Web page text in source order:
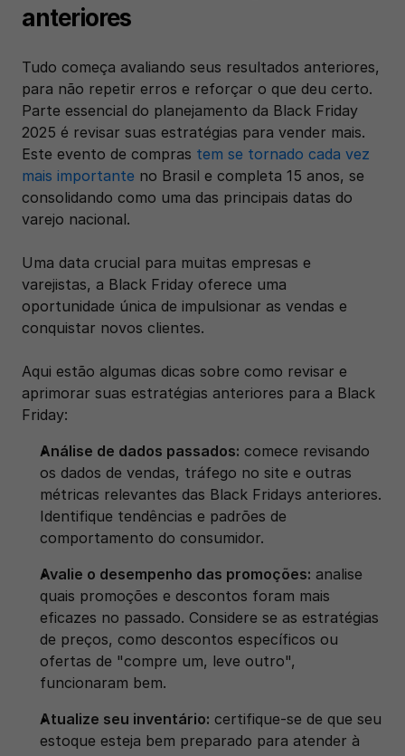
anteriores
Tudo começa avaliando seus resultados anteriores,
para não repetir erros e reforçar o que deu certo.
Parte essencial do planejamento da Black Friday
2025 é revisar suas estratégias para vender mais.
Este evento de compras tem se tornado cada vez
mais importante no Brasil e completa 15 anos, se
consolidando como uma das principais datas do
varejo nacional.
Uma data crucial para muitas empresas e
varejistas, a Black Friday oferece uma
oportunidade única de impulsionar as vendas e
conquistar novos clientes.
Aqui estão algumas dicas sobre como revisar e
aprimorar suas estratégias anteriores para a Black
Friday:
Análise de dados passados: comece revisando
os dados de vendas, tráfego no site e outras
métricas relevantes das Black Fridays anteriores.
Identifique tendências e padrões de
comportamento do consumidor.
Avalie o desempenho das promoções: analise
quais promoções e descontos foram mais
eficazes no passado. Considere se as estratégias
de preços, como descontos específicos ou
ofertas de "compre um, leve outro",
funcionaram bem.‍
Atualize seu inventário: certifique-se de que seu
estoque esteja bem preparado para atender à